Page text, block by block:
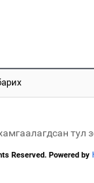
тул
Reserved. Powered by